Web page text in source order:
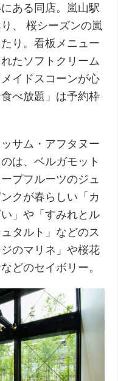
ある同店。嵐山駅
、 桜シーズンの嵐
り。看板メニュー
たソフトクリーム
イドスコーンが心
べ放題」は予約枠
サム・アフタヌー
は、ベルガモット
プフルーツのジュ
クが春らしい「カ
」や「すみれとル
タルト」などのス
のマリネ」や桜花
どのセイボリー。